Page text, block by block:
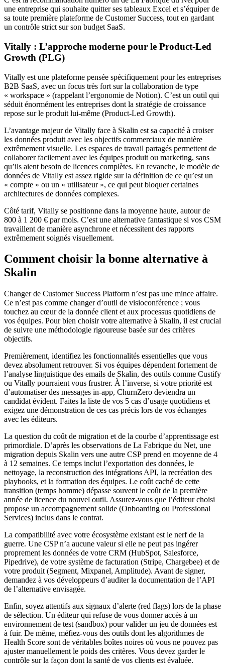
une entreprise qui souhaite quitter ses tableaux Excel et s’équiper de
sa toute première plateforme de Customer Success, tout en gardant
un contrôle strict sur son budget SaaS.
Vitally : L’approche moderne pour le Product-Led
Growth (PLG)
Vitally est une plateforme pensée spécifiquement pour les entreprises
B2B SaaS, avec un focus très fort sur la collaboration de type
« workspace » (rappelant l’ergonomie de Notion). C’est un outil qui
séduit énormément les entreprises dont la stratégie de croissance
repose sur le produit lui-même (Product-Led Growth).
L’avantage majeur de Vitally face à Skalin est sa capacité à croiser
les données produit avec les objectifs commerciaux de manière
extrêmement visuelle. Les espaces de travail partagés permettent de
collaborer facilement avec les équipes produit ou marketing, sans
qu’ils aient besoin de licences complètes. En revanche, le modèle de
données de Vitally est assez rigide sur la définition de ce qu’est un
« compte » ou un « utilisateur », ce qui peut bloquer certaines
architectures de données complexes.
Côté tarif, Vitally se positionne dans la moyenne haute, autour de
800 à 1 200 € par mois. C’est une alternative fantastique si vos CSM
travaillent de manière asynchrone et nécessitent des rapports
extrêmement soignés visuellement.
Comment choisir la bonne alternative à
Skalin
Changer de Customer Success Platform n’est pas une mince affaire.
Ce n’est pas comme changer d’outil de visioconférence ; vous
touchez au cœur de la donnée client et aux processus quotidiens de
vos équipes. Pour bien choisir votre alternative à Skalin, il est crucial
de suivre une méthodologie rigoureuse basée sur des critères
objectifs.
Premièrement, identifiez les fonctionnalités essentielles que vous
devez absolument retrouver. Si vos équipes dépendent fortement de
l’analyse linguistique des emails de Skalin, des outils comme Custify
ou Vitally pourraient vous frustrer. À l’inverse, si votre priorité est
d’automatiser des messages in-app, ChurnZero deviendra un
candidat évident. Faites la liste de vos 5 cas d’usage quotidiens et
exigez une démonstration de ces cas précis lors de vos échanges
avec les éditeurs.
La question du coût de migration et de la courbe d’apprentissage est
primordiale. D’après les observations de La Fabrique du Net, une
migration depuis Skalin vers une autre CSP prend en moyenne de 4
à 12 semaines. Ce temps inclut l’exportation des données, le
nettoyage, la reconstruction des intégrations API, la recréation des
playbooks, et la formation des équipes. Le coût caché de cette
transition (temps homme) dépasse souvent le coût de la première
année de licence du nouvel outil. Assurez-vous que l’éditeur choisi
propose un accompagnement solide (Onboarding ou Professional
Services) inclus dans le contrat.
La compatibilité avec votre écosystème existant est le nerf de la
guerre. Une CSP n’a aucune valeur si elle ne peut pas ingérer
proprement les données de votre CRM (HubSpot, Salesforce,
Pipedrive), de votre système de facturation (Stripe, Chargebee) et de
votre produit (Segment, Mixpanel, Amplitude). Avant de signer,
demandez à vos développeurs d’auditer la documentation de l’API
de l’alternative envisagée.
Enfin, soyez attentifs aux signaux d’alerte (red flags) lors de la phase
de sélection. Un éditeur qui refuse de vous donner accès à un
environnement de test (sandbox) pour valider un jeu de données est
à fuir. De même, méfiez-vous des outils dont les algorithmes de
Health Score sont de véritables boîtes noires où vous ne pouvez pas
ajuster manuellement le poids des critères. Vous devez garder le
contrôle sur la façon dont la santé de vos clients est évaluée.